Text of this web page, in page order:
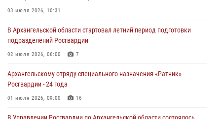
03 июля 2026, 10:31
В Архангельской области стартовал летний период подготовки
подразделений Росгвардии
02 июля 2026, 06:00 7
Архангельскому отряду специального назначения «Ратник»
Росгвардии - 24 года
01 июля 2026, 09:00 16
В Управлении Росгвардии по Архангельской области состоялось